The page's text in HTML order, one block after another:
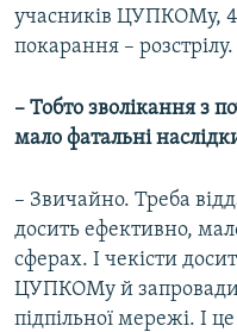
учасників ЦУПКОМу,
покарання – розстрілу.
– Тобто зволікання з
мало фатальні
– Звичайно. Треба
досить ефективно,
сферах. І чекісти
ЦУПКОМу й
підпільної мережі. І